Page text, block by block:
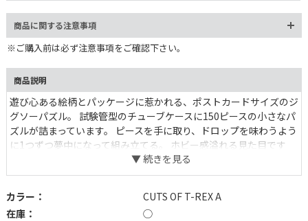
商品に関する注意事項
※ご購入前は必ず注意事項をご確認下さい。
商品説明
遊び心ある絵柄とパッケージに惹かれる、ポストカードサイズのジ
グソーパズル。 試験管型のチューブケースに150ピースの小さなパ
ズルが詰まっています。 ピースを手に取り、ドロップを味わうよう
に1つずつ夢中になって組み立てる。 ホビー感溢れる見た目です
が、手ごたえ十分。ギフトにもおすすめです。
カラー：
CUTS OF T-REX A
在庫：
◯